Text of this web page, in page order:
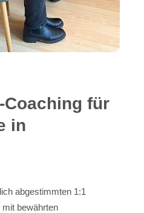
Coaching für
in
abgestimmten 1:1
bewährten